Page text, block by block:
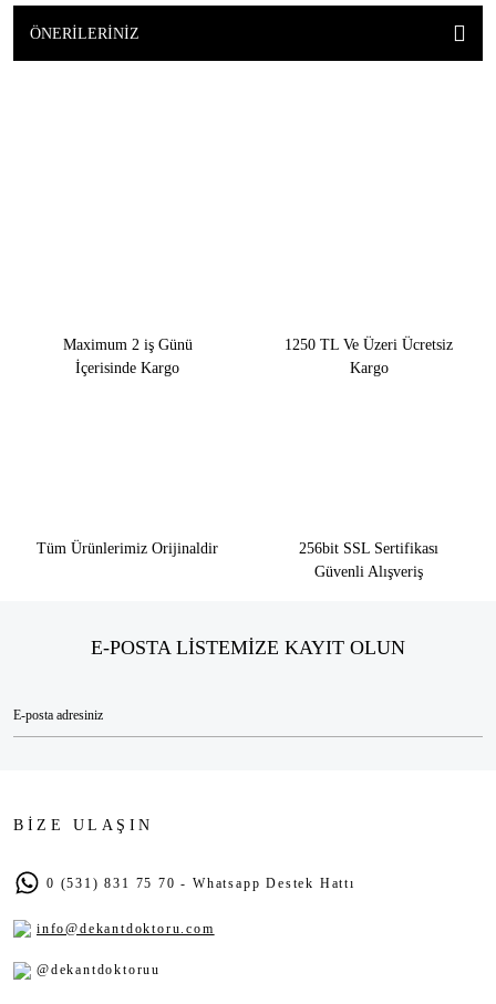
ÖNERILERINIZ
Maximum 2 iş Günü
İçerisinde Kargo
1250 TL Ve Üzeri Ücretsiz
Kargo
Tüm Ürünlerimiz Orijinaldir
256bit SSL Sertifikası
Güvenli Alışveriş
E-POSTA LİSTEMİZE KAYIT OLUN
BİZE ULAŞIN
0 (531) 831 75 70 - Whatsapp Destek Hattı
info@dekantdoktoru.com
@dekantdoktoruu